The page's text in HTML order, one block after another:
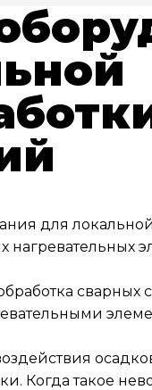
для
Когда такое